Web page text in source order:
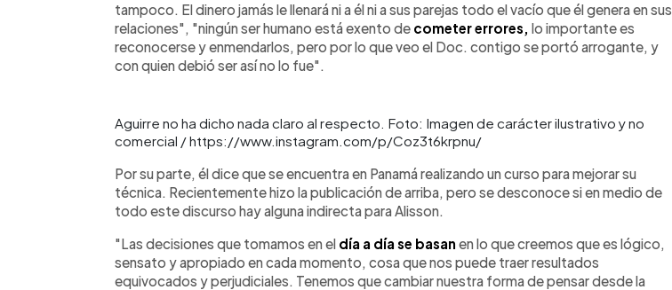
tampoco. El dinero jamás le llenará ni a él ni a sus parejas todo el vacío que él genera en sus
relaciones", "ningún ser humano está exento de cometer errores, lo importante es
reconocerse y enmendarlos, pero por lo que veo el Doc. contigo se portó arrogante, y
con quien debió ser así no lo fue".
Aguirre no ha dicho nada claro al respecto. Foto: Imagen de carácter ilustrativo y no
comercial / https://www.instagram.com/p/Coz3t6krpnu/
Por su parte, él dice que se encuentra en Panamá realizando un curso para mejorar su
técnica. Recientemente hizo la publicación de arriba, pero se desconoce si en medio de
todo este discurso hay alguna indirecta para Alisson.
"Las decisiones que tomamos en el día a día se basan en lo que creemos que es lógico,
sensato y apropiado en cada momento, cosa que nos puede traer resultados
equivocados y perjudiciales. Tenemos que cambiar nuestra forma de pensar desde la